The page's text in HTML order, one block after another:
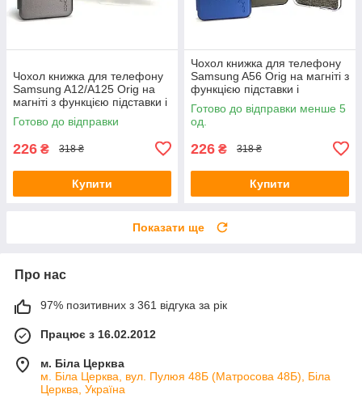
Чохол книжка для телефону
Samsung A12/A125 Orig на
магніті з функцією підставки і
кишенею для карток Grey
4you
Готово до відправки
226 ₴ 318 ₴
Купити
Чохол книжка для телефону
Samsung A56 Orig на магніті з
функцією підставки і
кишенею для карток Blue
4you
Готово до відправки менше 5
од.
226 ₴ 318 ₴
Купити
Показати ще
Про нас
97% позитивних з 361 відгука за рік
Працює з 16.02.2012
м. Біла Церква
м. Біла Церква, вул. Пулюя 48Б (Матросова 48Б), Біла
Церква, Україна